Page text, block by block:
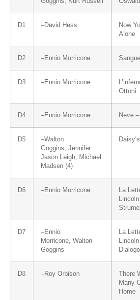
D1 –David Hess
Now
Alone
D2 –Ennio Morricone
D3 –Ennio Morricone
Ottoni
D4 –Ennio Morricone Neve
D5 –Walton
Goggins
Jennifer
Jason Leigh
Michael
Madsen (4)
D6 –Ennio Morricone
La
D7 –Ennio
Morricone Walton
Goggins
La
Dialogo
D8 –Roy Orbison
There
Many
Home